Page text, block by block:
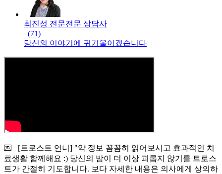
최진성 전문전문 상담사
(71)
당신의 이야기에 귀기울이겠습니다
💌 [트로스트 언니] "약 정보 꼼꼼히 읽어보시고 효과적인 치
료생활 함께해요 :) 당신의 밤이 더 이상 괴롭지 않기를 트로스
트가 간절히 기도합니다. 보다 자세한 내용은 의사에게 상의하